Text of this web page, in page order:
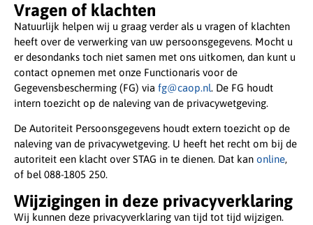
Vragen of klachten
Natuurlijk helpen wij u graag verder als u vragen of klachten
heeft over de verwerking van uw persoonsgegevens. Mocht u
er desondanks toch niet samen met ons uitkomen, dan kunt u
contact opnemen met onze Functionaris voor de
Gegevensbescherming (FG) via fg@caop.nl. De FG houdt
intern toezicht op de naleving van de privacywetgeving.
De Autoriteit Persoonsgegevens houdt extern toezicht op de
naleving van de privacywetgeving. U heeft het recht om bij de
autoriteit een klacht over STAG in te dienen. Dat kan online,
of bel 088-1805 250.
Wijzigingen in deze privacyverklaring
Wij kunnen deze privacyverklaring van tijd tot tijd wijzigen.